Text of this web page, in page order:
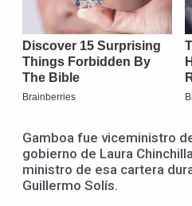
Gamboa fue viceministro
gobierno de Laura
ministro de esa cartera
Guillermo Solís.